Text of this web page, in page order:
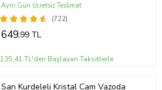
(722)
Aynı Gün Ücretsiz Teslimat
649,99 TL
135,41 TL'den Başlayan Taksitlerle
Sarı Kurdeleli Kristal Cam Vazoda